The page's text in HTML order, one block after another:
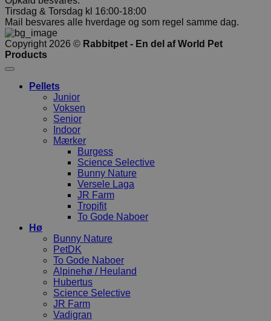
Tirsdag & Torsdag kl 16:00-18:00
Mail besvares alle hverdage og som regel samme dag.
Copyright 2026 © Rabbitpet - En del af World Pet
Products
Pellets
Junior
Voksen
Senior
Indoor
Mærker
Burgess
Science Selective
Bunny Nature
Versele Laga
JR Farm
Tropifit
To Gode Naboer
Hø
Bunny Nature
PetDK
To Gode Naboer
Alpinehø / Heuland
Hubertus
Science Selective
JR Farm
Vadigran